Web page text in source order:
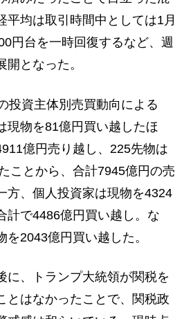
平均は取引時間中としては1月
円台を一時回復するなど、週
開となった。
投資主体別売買動向による
現物を81億円買い越したほ
億円売り越し、225先物は
ことから、合計7945億円の売
方、個人投資家は現物を4324
計で4486億円買い越し。な
を2043億円買い越した。
、トランプ大統領が関税を
とはなかったことで、関税政